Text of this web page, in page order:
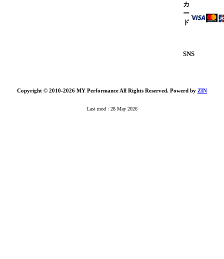
カ
ー
ド
SNS
Copyright © 2010-2026 MY Performance All Rights Reserved. Powerd by ZIN
Last mod : 28 May 2026